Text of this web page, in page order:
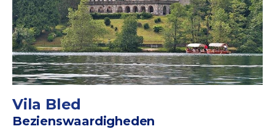
Vila Bled
Bezienswaardigheden